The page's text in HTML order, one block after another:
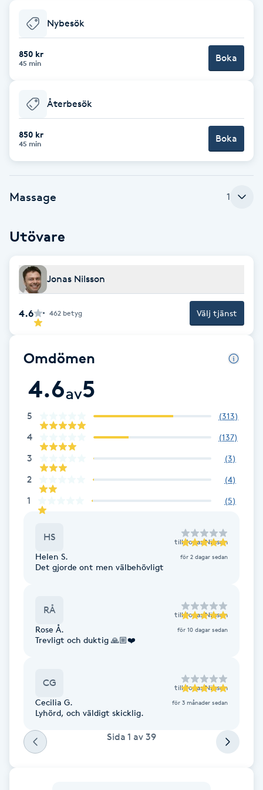
Babylights
Balayage
Barber
Brynformning
Brynfärgning
Brynplockning
Bröllopsuppsättning
Celluliter
Coachning
Color correction
Damklippning
Dermapen
Diamantslipning
Enzympeeling
Extensions
Extensions borttagning
Nybesök
850 kr
45 min Boka
Återbesök
850 kr
45 min Boka
Massage 1
Utövare
Jonas Nilsson
4.6 462 betyg Välj tjänst
Omdömen
4.6av5
5 (313)
4 (137)
3 (3)
2 (4)
1 (5)
HS till Jonas Nilsson
Helen S. för 2 dagar sedan
Det gjorde ont men välbehövligt
RÅ till Jonas Nilsson
Rose Å. för 10 dagar sedan
Trevligt och duktig 🙏🏼❤️
CG till Jonas Nilsson
Cecilia G. för 3 månader sedan
Lyhörd, och väldigt skicklig.
Sida 1 av 39